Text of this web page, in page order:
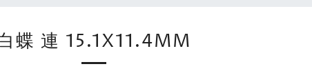
蝶 連 15.1X11.4MM